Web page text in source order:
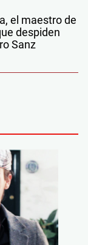
el maestro de
despiden
Sanz